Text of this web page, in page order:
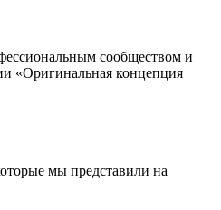
сообществом и
«Оригинальная концепция
мы представили на